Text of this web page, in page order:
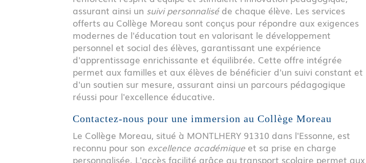
assurant ainsi un suivi personnaliséde chaque élève. Les services
offerts au Collège Moreau sont conçus pour répondre aux exigences
modernes de l'éducation tout en valorisant le développement
personnel et social des élèves, garantissant une expérience
d'apprentissage enrichissante et équilibrée. Cette offre intégrée
permet aux familles et aux élèves de bénéficier d'un suivi constant et
d'un soutien sur mesure, assurant ainsi un parcours pédagogique
réussi pour l'excellence éducative.
Contactez-nous pour une immersion au Collège Moreau
Le Collège Moreau, situé à MONTLHERY 91310 dans l'Essonne, est
reconnu pour son excellence académique et sa prise en charge
personnalisée. L'accès facilité grâce au transport scolaire permet aux